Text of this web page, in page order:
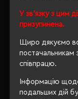
У зв'язку з цим
призупинена.
Щиро дякуємо
постачальникам
співпрацю.
Інформацію
подальших дій
РЕКОМЕНДУЄМО